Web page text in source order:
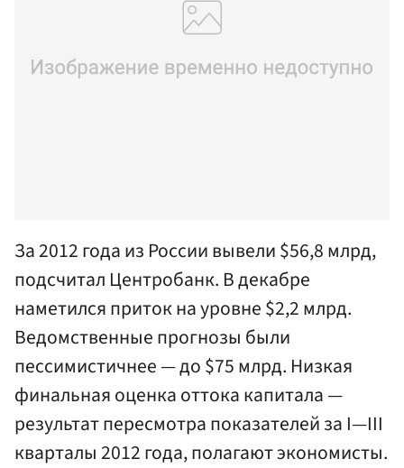
За 2012 года из России вывели $56,8 млрд,
подсчитал Центробанк. В декабре
наметился приток на уровне $2,2 млрд.
Ведомственные прогнозы были
пессимистичнее — до $75 млрд. Низкая
финальная оценка оттока капитала —
результат пересмотра показателей за I—III
кварталы 2012 года, полагают экономисты.